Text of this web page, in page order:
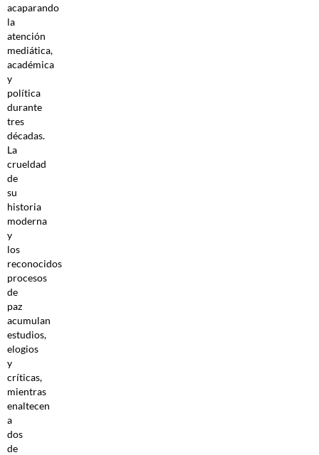
acaparando
la
atención
mediática,
académica
y
política
durante
tres
décadas.
La
crueldad
de
su
historia
moderna
y
los
reconocidos
procesos
de
paz
acumulan
estudios,
elogios
y
críticas,
mientras
enaltecen
a
dos
de